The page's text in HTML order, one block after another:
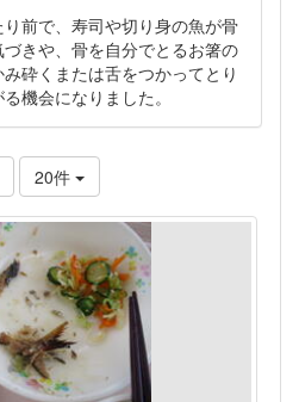
前で、寿司や切り身の魚が骨
きや、骨を自分でとるお箸の
砕くまたは舌をつかってとり
機会になりました。
20件